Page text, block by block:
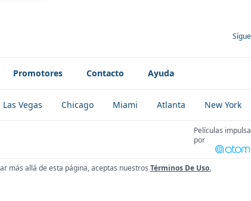
Promotores Contacto Ayuda
Las Vegas Chicago Miami Atlanta New York
Películas
por
más allá de esta página, aceptas nuestros Términos De Uso.